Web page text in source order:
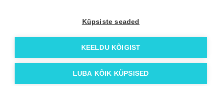
Küpsiste seaded
KEELDU KÕIGIST
LUBA KÕIK KÜPSISED